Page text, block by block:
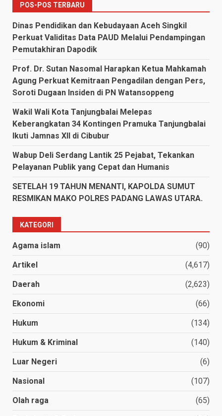
POS-POS TERBARU
Dinas Pendidikan dan Kebudayaan Aceh Singkil
Perkuat Validitas Data PAUD Melalui Pendampingan
Pemutakhiran Dapodik
Prof. Dr. Sutan Nasomal Harapkan Ketua Mahkamah
Agung Perkuat Kemitraan Pengadilan dengan Pers,
Soroti Dugaan Insiden di PN Watansoppeng
Wakil Wali Kota Tanjungbalai Melepas
Keberangkatan 34 Kontingen Pramuka Tanjungbalai
Ikuti Jamnas XII di Cibubur
Wabup Deli Serdang Lantik 25 Pejabat, Tekankan
Pelayanan Publik yang Cepat dan Humanis
SETELAH 19 TAHUN MENANTI, KAPOLDA SUMUT
RESMIKAN MAKO POLRES PADANG LAWAS UTARA.
KATEGORI
Agama islam (90)
Artikel (4,617)
Daerah (2,623)
Ekonomi (66)
Hukum (134)
Hukum & Kriminal (140)
Luar Negeri (6)
Nasional (107)
Olah raga (65)